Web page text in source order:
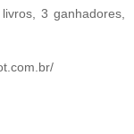
3 ganhadores,